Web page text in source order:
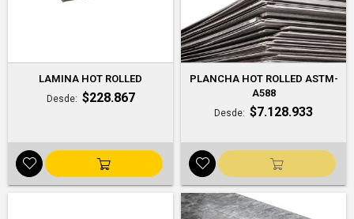
LAMINA HOT ROLLED
Desde $228.867
PLANCHA HOT ROLLED ASTM-
A588
Desde $7.128.933